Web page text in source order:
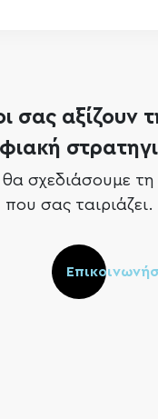
σας αξίζουν
θα σχεδιάσουμε
που σας ταιριάζει.